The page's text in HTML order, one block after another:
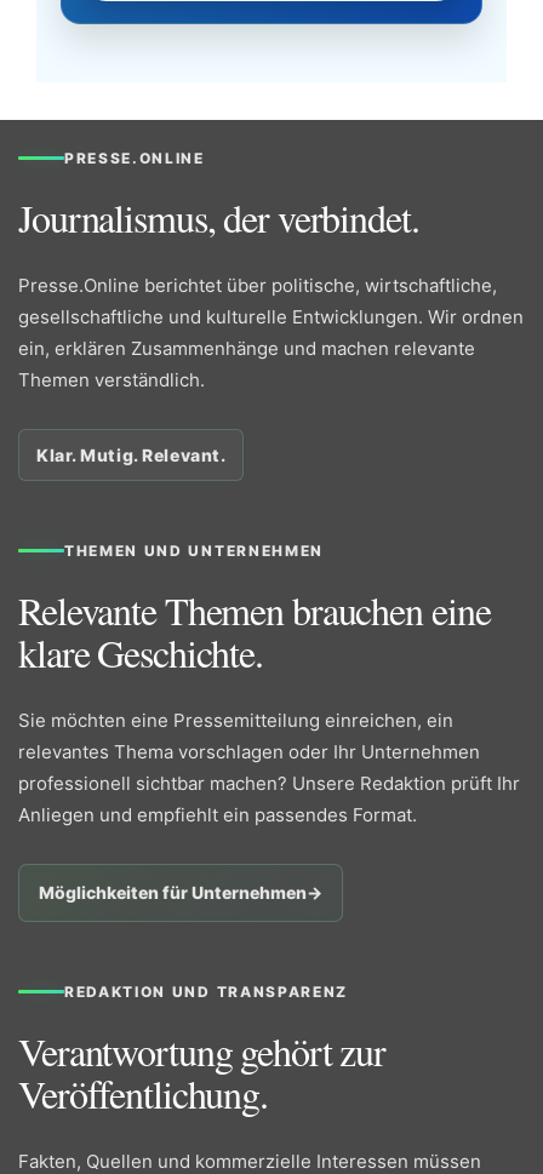
PRESSE.ONLINE
Journalismus, der verbindet.
Presse.Online berichtet über politische, wirtschaftliche,
gesellschaftliche und kulturelle Entwicklungen. Wir ordnen
ein, erklären Zusammenhänge und machen relevante
Themen verständlich.
Klar. Mutig. Relevant.
THEMEN UND UNTERNEHMEN
Relevante Themen brauchen eine
klare Geschichte.
Sie möchten eine Pressemitteilung einreichen, ein
relevantes Thema vorschlagen oder Ihr Unternehmen
professionell sichtbar machen? Unsere Redaktion prüft Ihr
Anliegen und empfiehlt ein passendes Format.
Möglichkeiten für Unternehmen→
REDAKTION UND TRANSPARENZ
Verantwortung gehört zur
Veröffentlichung.
Fakten, Quellen und kommerzielle Interessen müssen